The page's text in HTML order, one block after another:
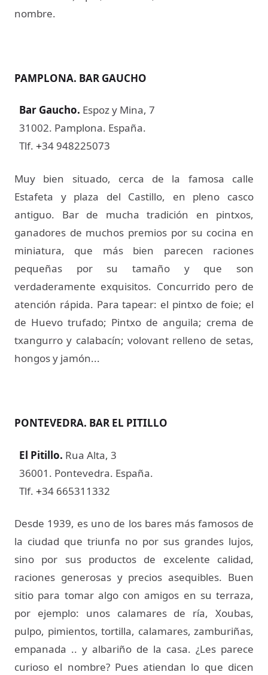
nombre.
PAMPLONA. BAR GAUCHO
Bar Gaucho. Espoz y Mina, 7
31002. Pamplona. España.
Tlf. +34 948225073
Muy bien situado, cerca de la famosa calle
Estafeta y plaza del Castillo, en pleno casco
antiguo. Bar de mucha tradición en pintxos,
ganadores de muchos premios por su cocina en
miniatura, que más bien parecen raciones
pequeñas por su tamaño y que son
verdaderamente exquisitos. Concurrido pero de
atención rápida. Para tapear: el pintxo de foie; el
de Huevo trufado; Pintxo de anguila; crema de
txangurro y calabacín; volovant relleno de setas,
hongos y jamón...
PONTEVEDRA. BAR EL PITILLO
El Pitillo. Rua Alta, 3
36001. Pontevedra. España.
Tlf. +34 665311332
Desde 1939, es uno de los bares más famosos de
la ciudad que triunfa no por sus grandes lujos,
sino por sus productos de excelente calidad,
raciones generosas y precios asequibles. Buen
sitio para tomar algo con amigos en su terraza,
por ejemplo: unos calamares de ría, Xoubas,
pulpo, pimientos, tortilla, calamares, zamburiñas,
empanada .. y albariño de la casa. ¿Les parece
curioso el nombre? Pues atiendan lo que dicen